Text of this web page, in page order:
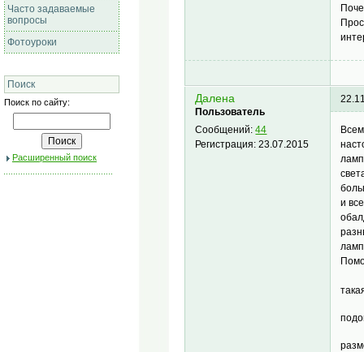
Часто задаваемые
вопросы
Фотоуроки
Поиск
Поиск по сайту:
Расширенный поиск
Далена
Пользователь
Сообщений:44
Регистрация:23.07.2015
и